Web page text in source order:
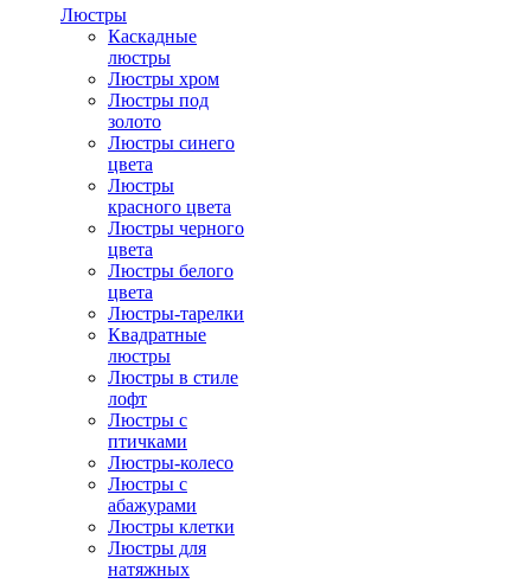
Люстры
Каскадные
люстры
Люстры хром
Люстры под
золото
Люстры синего
цвета
Люстры
красного цвета
Люстры черного
цвета
Люстры белого
цвета
Люстры-тарелки
Квадратные
люстры
Люстры в стиле
лофт
Люстры с
птичками
Люстры-колесо
Люстры с
абажурами
Люстры клетки
Люстры для
натяжных